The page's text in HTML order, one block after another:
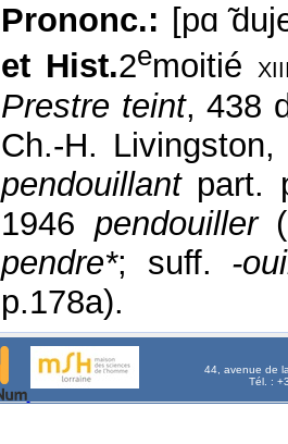
Prononc.: [pɑ
et Hist.2emoitié
Prestre teint, 438
Ch.-H.
pendouillantpart.
1946 pendouiller(
pendre*; suff. -
p.178a).
44, avenue de
Tél. :